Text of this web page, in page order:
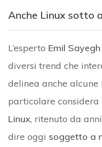
Anche Linux sotto
L’esperto Emil Sayegh
diversi trend che
delinea anche
particolare considera
Linux, ritenuto da
dire oggi soggetto a